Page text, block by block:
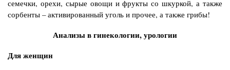
семечки, орехи, сырые овощи и фрукты со шкуркой, а также
сорбенты – активированный уголь и прочее, а также грибы!
Анализы в гинекологии, урологии
Для женщин